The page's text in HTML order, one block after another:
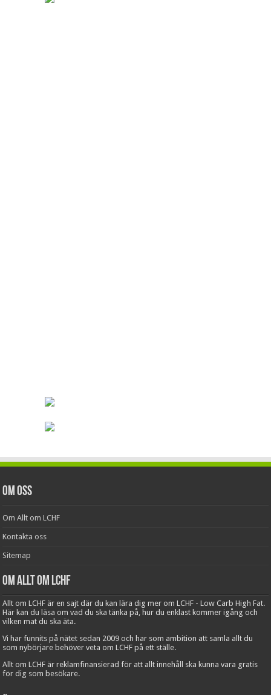
Om oss
Om Allt om LCHF
Kontakta oss
Sitemap
Om Allt om LCHF
Allt om LCHF är en sajt där du kan lära dig mer om LCHF - Low Carb High Fat.
Här kan du läsa om vad du ska tänka på, hur du enklast kommer igång och
vilken mat du ska äta.
Vi har funnits på nätet sedan 2009 och har som ambition att samla allt du
som nybörjare behöver veta om LCHF på ett ställe.
Allt om LCHF är reklamfinansierad för att allt innehåll ska kunna vara gratis
för dig som besökare.